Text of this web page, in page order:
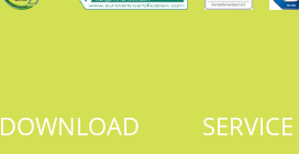
DOWNLOAD SERVICE